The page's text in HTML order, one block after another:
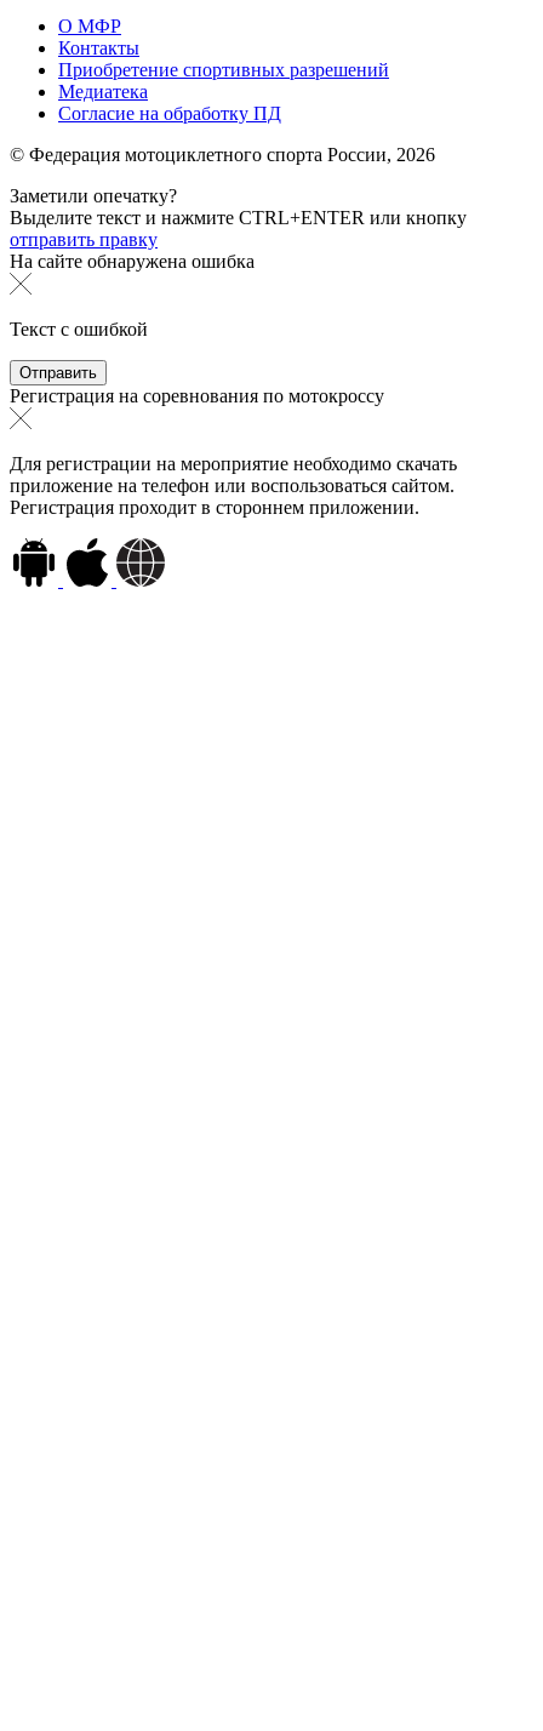
О МФР
Контакты
Приобретение спортивных разрешений
Медиатека
Согласие на обработку ПД
© Федерация мотоциклетного спорта России, 2026
Заметили опечатку?
Выделите текст и нажмите CTRL+ENTER или кнопку
отправить правку
На сайте обнаружена ошибка
Текст с ошибкой
Регистрация на соревнования по мотокроссу
Для регистрации на мероприятие необходимо скачать
приложение на телефон или воспользоваться сайтом.
Регистрация проходит в стороннем приложении.